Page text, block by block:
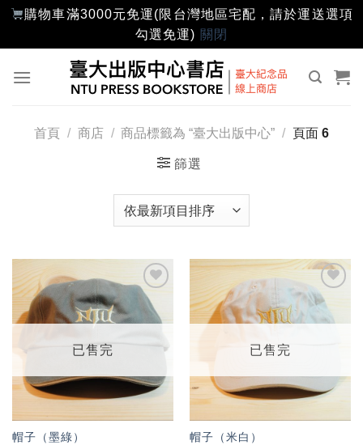
購物車滿3000元免運(限台灣地區宅配，請於運送選項
勾選免運) 關閉
首頁 / 商店 / 商品標籤為 “臺大出版中心” / 頁面 6
篩選
加入
「願
望輕
已售完
帽子（墨綠）
加入
望輕
已售完
帽子（米白）